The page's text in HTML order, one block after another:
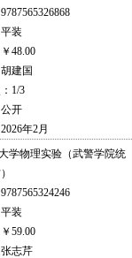
装
48.00
建国
1/3
开
年2月
学物理实验（武警学院统
装
59.00
志芹